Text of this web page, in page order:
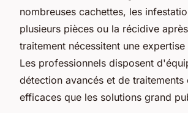
nombreuses cachettes, les
plusieurs pièces ou la récidive
traitement nécessitent une expertise
Les professionnels disposent
détection avancés et de traitements
efficaces que les solutions grand